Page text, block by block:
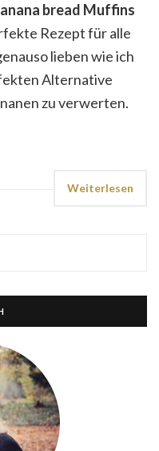
bread Muffins
Rezept für alle
lieben wie ich
Alternative
zu verwerten.
Weiterlesen